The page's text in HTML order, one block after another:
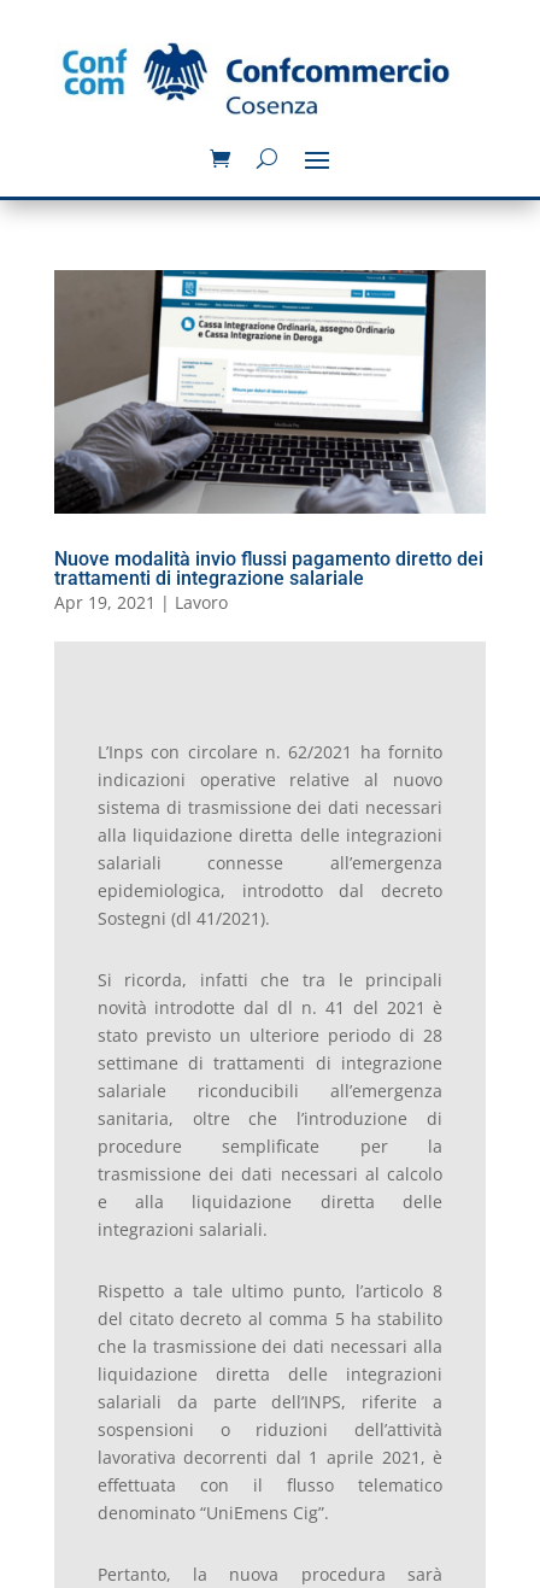
Nuove modalità invio flussi pagamento diretto dei
trattamenti di integrazione salariale
Apr 19, 2021 | Lavoro
L’Inps con circolare n. 62/2021 ha fornito
indicazioni operative relative al nuovo
sistema di trasmissione dei dati necessari
alla liquidazione diretta delle integrazioni
salariali connesse all’emergenza
epidemiologica, introdotto dal decreto
Sostegni (dl 41/2021).
Si ricorda, infatti che tra le principali
novità introdotte dal dl n. 41 del 2021 è
stato previsto un ulteriore periodo di 28
settimane di trattamenti di integrazione
salariale riconducibili all’emergenza
sanitaria, oltre che l’introduzione di
procedure semplificate per la
trasmissione dei dati necessari al calcolo
e alla liquidazione diretta delle
integrazioni salariali.
Rispetto a tale ultimo punto, l’articolo 8
del citato decreto al comma 5 ha stabilito
che la trasmissione dei dati necessari alla
liquidazione diretta delle integrazioni
salariali da parte dell’INPS, riferite a
sospensioni o riduzioni dell’attività
lavorativa decorrenti dal 1 aprile 2021, è
effettuata con il flusso telematico
denominato “UniEmens Cig”.
Pertanto, la nuova procedura sarà